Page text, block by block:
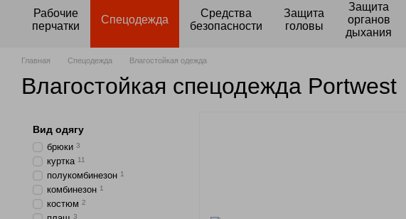
Рабочие
перчатки
Спецодежда
Средства
безопасности
Защита
головы
Защита
органов
дыхания
Главная Спецодежда Влагостойкая одежда
Влагостойкая спецодежда Portwest
Вид одягу
брюки 3
куртка 11
полукомбинезон 1
комбинезон 1
костюм 2
3